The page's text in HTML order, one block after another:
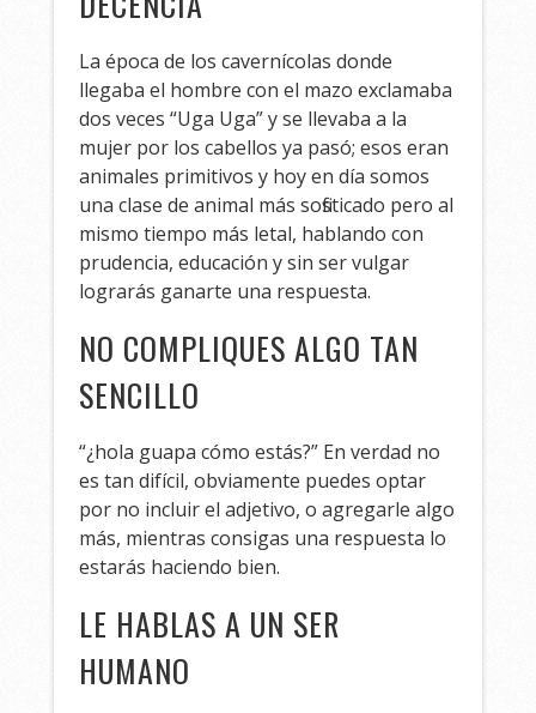
La época de los cavernícolas donde
llegaba el hombre con el mazo exclamaba
dos veces “Uga Uga” y se llevaba a la
mujer por los cabellos ya pasó; esos eran
animales primitivos y hoy en día somos
una clase de animal más sofisticado pero al
mismo tiempo más letal, hablando con
prudencia, educación y sin ser vulgar
lograrás ganarte una respuesta.
NO COMPLIQUES ALGO TAN
SENCILLO
“¿hola guapa cómo estás?” En verdad no
es tan difícil, obviamente puedes optar
por no incluir el adjetivo, o agregarle algo
más, mientras consigas una respuesta lo
estarás haciendo bien.
LE HABLAS A UN SER
HUMANO